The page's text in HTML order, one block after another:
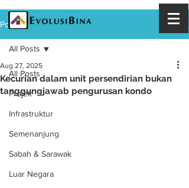
Post
All Posts
Projek
Infrastruktur
Semenanjung
Sabah & Sarawak
Luar Negara
All Posts
Kecurian dalam unit persendirian bukan
tanggungjawab pengurusan kondo
Aug 27, 2025